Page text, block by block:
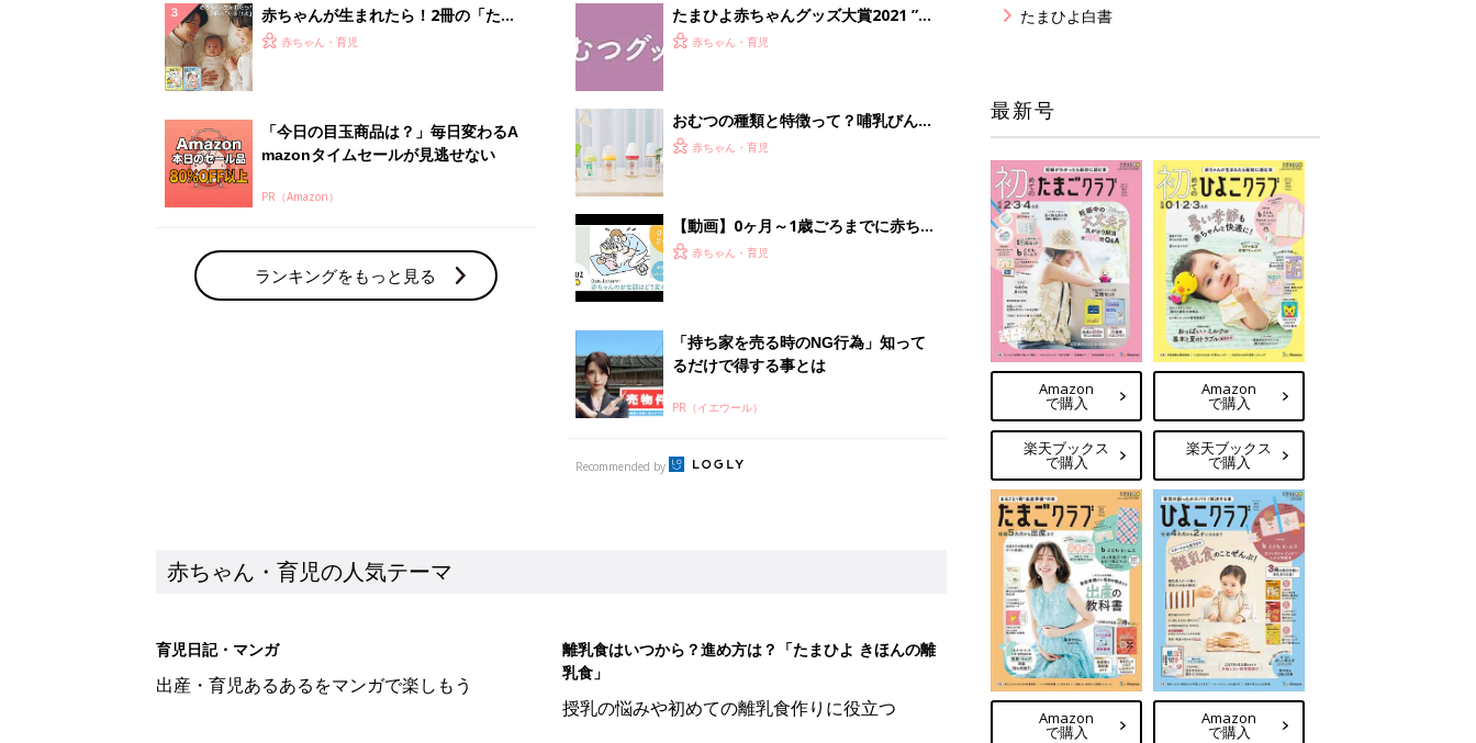
赤ちゃんが生まれたら！2冊の「たま
ひよ」
赤ちゃん・育児
「今日の目玉商品は？」毎日変わるA
mazonタイムセールが見逃せない
PR（Amazon）
ランキングをもっと見る
たまひよ赤ちゃんグッズ大賞2021 ”出
産準備ジャンル” おむつグッズラン
赤ちゃん・育児
おむつの種類と特徴って？哺乳びんの
素材や、タイプは？ 初めて妊婦さん
赤ちゃん・育児
【動画】0ヶ月～1歳ごろまでに赤ちゃ
んのお世話はどう変わる!? 着替え・お
赤ちゃん・育児
「持ち家を売る時のNG行為」知って
るだけで得する事とは
PR（イエウール）
Recommended by
赤ちゃん・育児の人気テーマ
育児日記・マンガ
出産・育児あるあるをマンガで楽しもう
離乳食はいつから？進め方は？「たまひよ きほんの離
乳食」
授乳の悩みや初めての離乳食作りに役立つ
たまひよ白書
最新号
Amazon
で購入
楽天ブックス
で購入
Amazon
で購入
楽天ブックス
で購入
Amazon
で購入
Amazon
で購入